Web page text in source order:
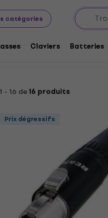
catégories
Claviers Batteries
Câbles, fiches et adaptateurs
(Mini XLR)
1 - 16 de16 produits
Prix dégressifs